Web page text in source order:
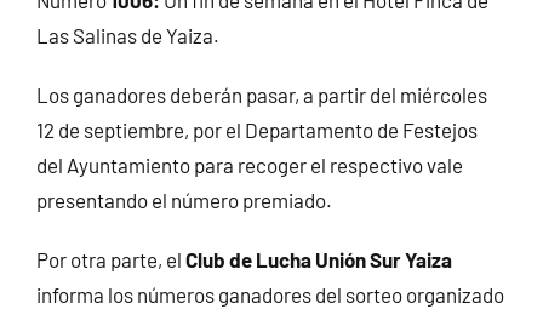
Las Salinas de Yaiza.
Los ganadores deberán pasar, a partir del miércoles
12 de septiembre, por el Departamento de Festejos
del Ayuntamiento para recoger el respectivo vale
presentando el número premiado.
Por otra parte, el Club de Lucha Unión Sur Yaiza
informa los números ganadores del sorteo organizado